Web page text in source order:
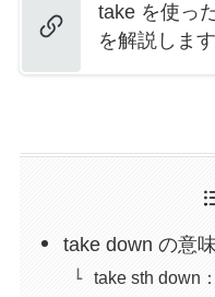
take を使っ
を解説します
take down の意味
take sth down